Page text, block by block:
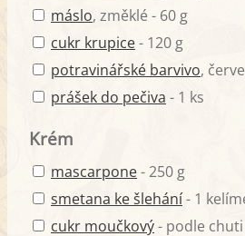
máslo, změklé - 60 g
cukr krupice- 120 g
potravinářské barvivo,
prášek do pečiva - 1 ks
Krém
mascarpone- 250 g
smetana ke šlehání- 1
cukr moučkový- podle chuti